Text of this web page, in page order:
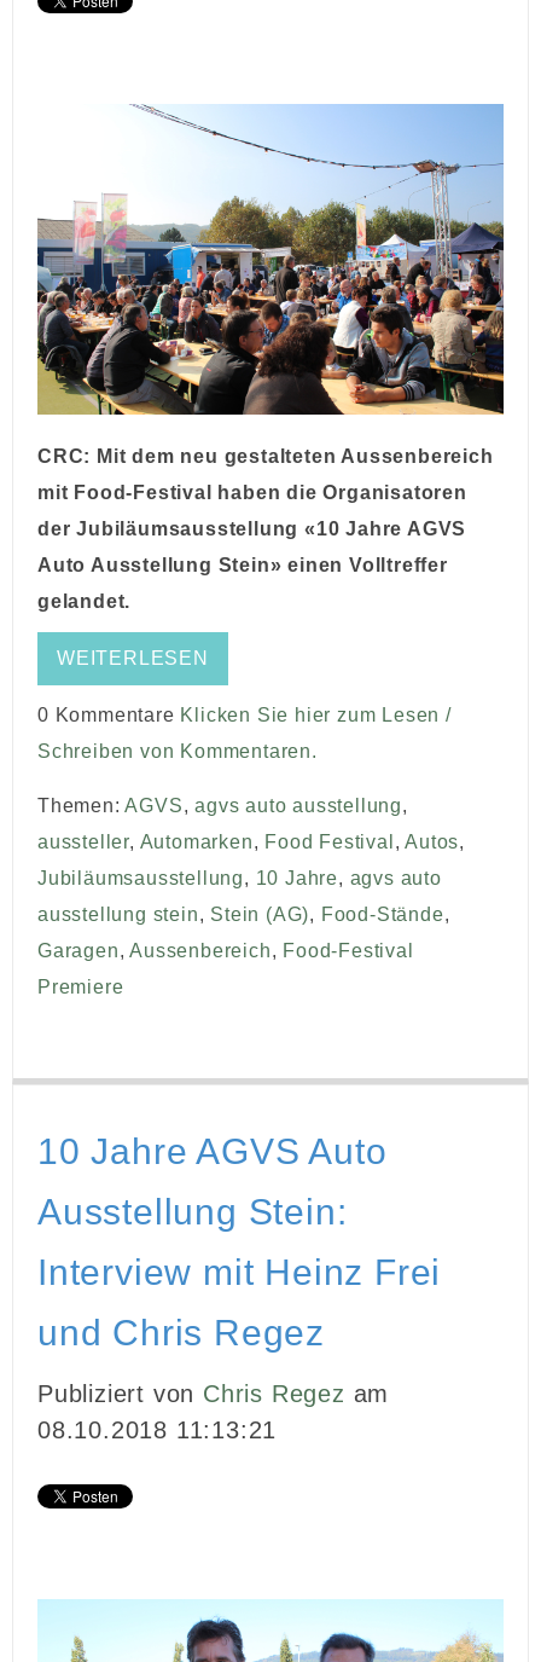
CRC: Mit dem neu gestalteten Aussenbereich
mit Food-Festival haben die Organisatoren
der Jubiläumsausstellung «10 Jahre AGVS
Auto Ausstellung Stein» einen Volltreffer
gelandet.
WEITERLESEN
0 Kommentare Klicken Sie hier zum Lesen /
Schreiben von Kommentaren.
Themen:AGVS,agvs auto ausstellung,
aussteller, Automarken, Food Festival ,Autos,
Jubiläumsausstellung, 10 Jahre, agvs auto
ausstellung stein, Stein (AG), Food-Stände,
Garagen,Aussenbereich, Food-Festival
Premiere
10 Jahre AGVS Auto
Ausstellung Stein:
Interview mit Heinz Frei
und Chris Regez
Publiziert von Chris Regez am
08.10.2018 11:13:21